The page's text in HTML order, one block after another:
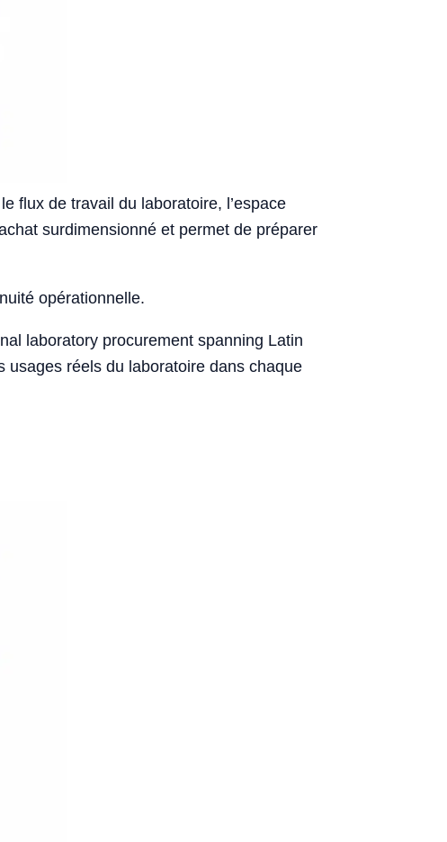
flux de travail du laboratoire, l’espace
surdimensionné et permet de préparer
opérationnelle.
laboratory procurement spanning Latin
usages réels du laboratoire dans chaque